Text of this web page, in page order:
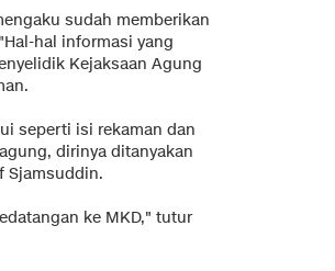
sudah memberikan
hal informasi yang
Kejaksaan Agung
seperti isi rekaman dan
dirinya ditanyakan
Sjamsuddin.
ke MKD," tutur